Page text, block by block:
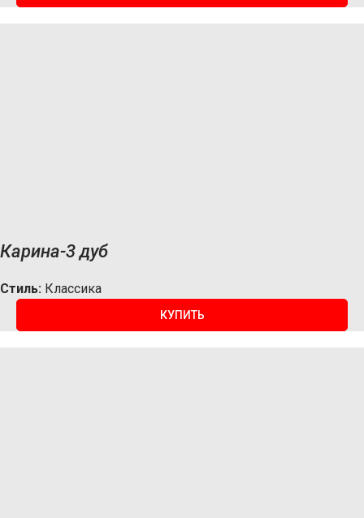
Карина-3 дуб
Стиль: Классика
КУПИТЬ